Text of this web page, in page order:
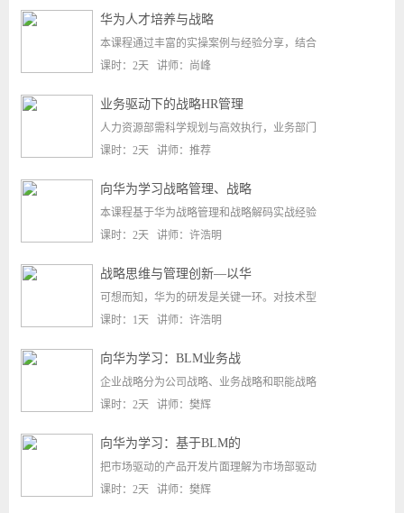
华为人才培养与战略
本课程通过丰富的实操案例与经验分享，结合
课时：2天 讲师：尚峰
业务驱动下的战略HR管理
人力资源部需科学规划与高效执行，业务部门
课时：2天 讲师：推荐
向华为学习战略管理、战略
本课程基于华为战略管理和战略解码实战经验
课时：2天 讲师：许浩明
战略思维与管理创新—以华
可想而知，华为的研发是关键一环。对技术型
课时：1天 讲师：许浩明
向华为学习：BLM业务战
企业战略分为公司战略、业务战略和职能战略
课时：2天 讲师：樊辉
向华为学习：基于BLM的
把市场驱动的产品开发片面理解为市场部驱动
课时：2天 讲师：樊辉